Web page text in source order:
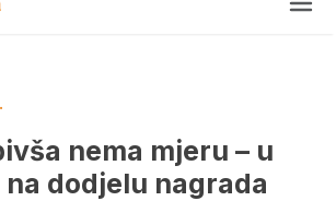
nema mjeru – u
dodjelu nagrada